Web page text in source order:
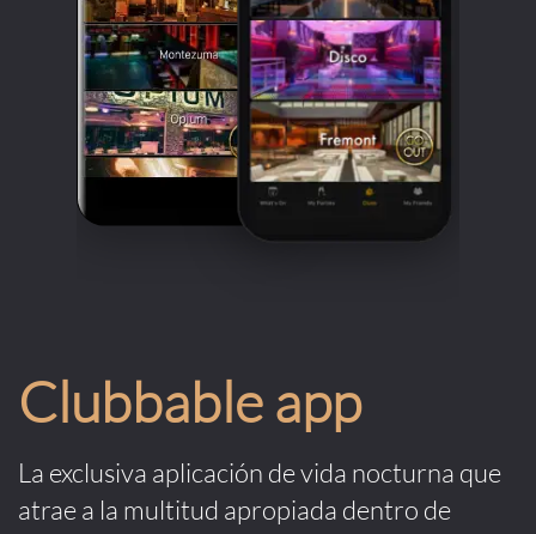
Clubbable app
La exclusiva aplicación de vida nocturna que
atrae a la multitud apropiada dentro de